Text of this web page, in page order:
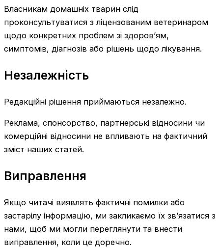
Власникам домашніх тварин слід
проконсультуватися з ліцензованим ветеринаром
щодо конкретних проблем зі здоров’ям,
симптомів, діагнозів або рішень щодо лікування.
Незалежність
Редакційні рішення приймаються незалежно.
Реклама, спонсорство, партнерські відносини чи
комерційні відносини не впливають на фактичний
зміст наших статей.
Виправлення
Якщо читачі виявлять фактичні помилки або
застарілу інформацію, ми закликаємо їх зв’язатися з
нами, щоб ми могли переглянути та внести
виправлення, коли це доречно.